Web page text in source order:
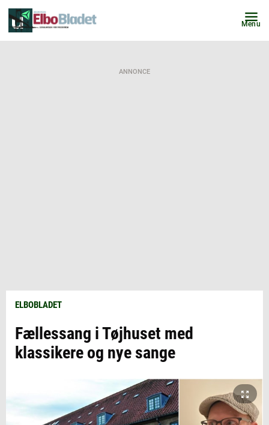
Menu
ANNONCE
ELBOBLADET
Fællessang i Tøjhuset med
klassikere og nye sange